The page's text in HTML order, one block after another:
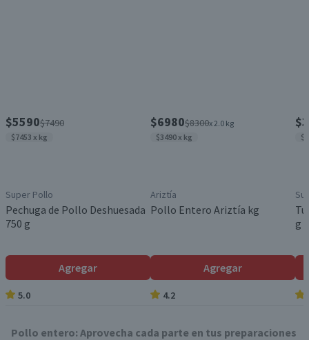
$5590$7490
$7453 x kg
Super Pollo
Pechuga de Pollo Deshuesada
750 g
Agregar
5.0
$6980$8300x 2.0 kg
$3490 x kg
Ariztía
Pollo Entero Ariztía kg
Agregar
4.2
g
Pollo entero: Aprovecha cada parte en tus preparaciones